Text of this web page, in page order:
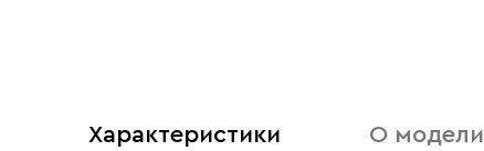
Характеристики О модели